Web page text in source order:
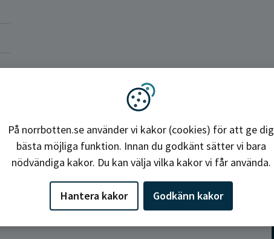
Vi använder kakor
På norrbotten.se använder vi kakor (cookies) för att ge dig
bästa möjliga funktion. Innan du godkänt sätter vi bara
nödvändiga kakor. Du kan välja vilka kakor vi får använda.
Hantera kakor Godkänn kakor